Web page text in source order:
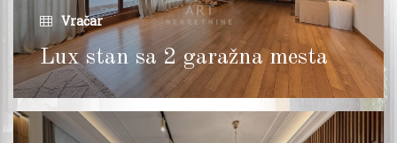
Vračar
Lux stan sa 2 garažna mesta